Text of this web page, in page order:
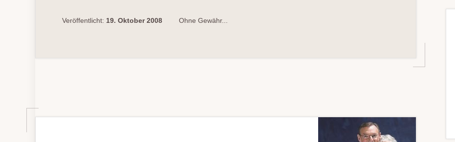
BUNDESTAG
Veröffentlicht: 19. Oktober 2008 Ohne Gewähr...